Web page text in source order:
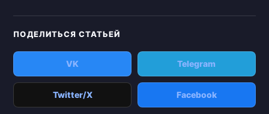
ПОДЕЛИТЬСЯ СТАТЬЕЙ
VK Telegram
Twitter/X Facebook